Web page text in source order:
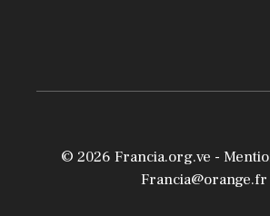
© 2026 Francia.org.ve -
Francia@orange.fr